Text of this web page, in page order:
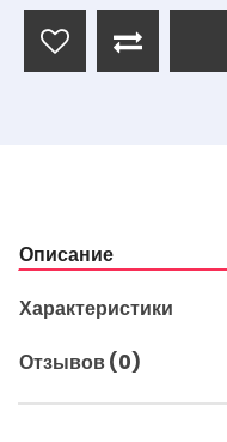
Описание
Характеристики
Отзывов (0)